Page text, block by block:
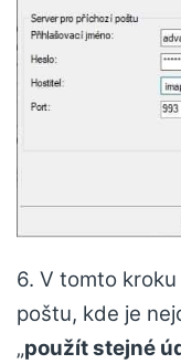
6. V tomto
poštu, kde je
„použít stejné